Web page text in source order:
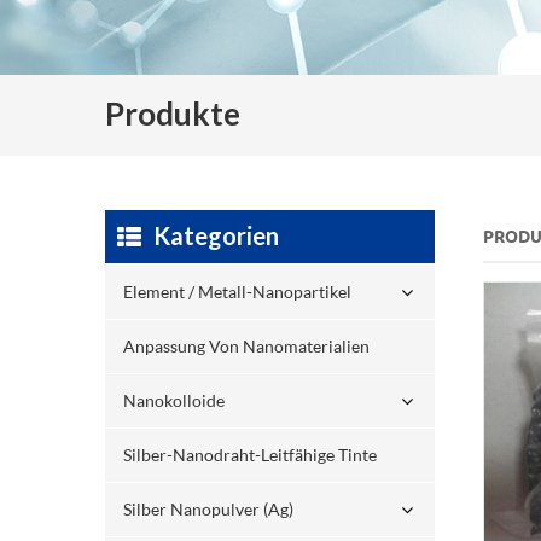
Produkte
Kategorien
Element / Metall-Nanopartikel
Anpassung Von Nanomaterialien
Nanokolloide
Silber-Nanodraht-Leitfähige Tinte
Silber Nanopulver (ag)